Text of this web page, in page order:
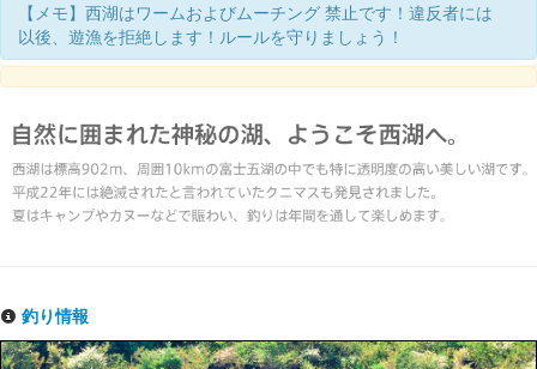
【メモ】西湖はワームおよびムーチング 禁止です！違反者には
以後、遊漁を拒絶します！ルールを守りましょう！
釣り情報